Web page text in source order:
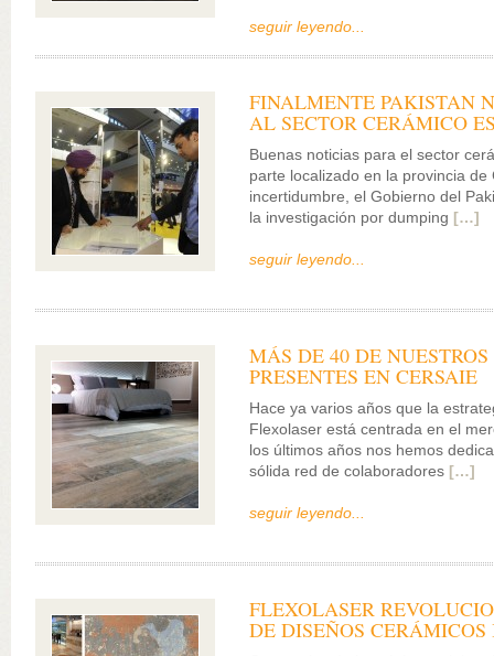
seguir leyendo...
FINALMENTE PAKISTAN
AL SECTOR CERÁMICO
Buenas noticias para el sector
parte localizado en la provincia de
incertidumbre, el Gobierno del
la investigación por dumping […]
seguir leyendo...
MÁS DE 40 DE
PRESENTES EN CERSAIE
Hace ya varios años que la
Flexolaser está centrada en el
los últimos años nos hemos
sólida red de colaboradores […]
seguir leyendo...
FLEXOLASER
DE DISEÑOS CERÁMICOS